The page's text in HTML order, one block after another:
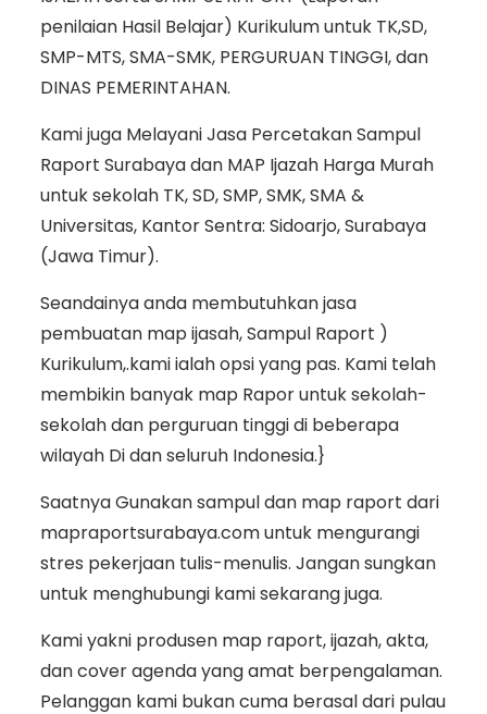
penilaian Hasil Belajar) Kurikulum untuk TK,SD,
SMP-MTS, SMA-SMK, PERGURUAN TINGGI, dan
DINAS PEMERINTAHAN.
Kami juga Melayani Jasa Percetakan Sampul
Raport Surabaya dan MAP Ijazah Harga Murah
untuk sekolah TK, SD, SMP, SMK, SMA &
Universitas, Kantor Sentra: Sidoarjo, Surabaya
(Jawa Timur).
Seandainya anda membutuhkan jasa
pembuatan map ijasah, Sampul Raport )
Kurikulum,.kami ialah opsi yang pas. Kami telah
membikin banyak map Rapor untuk sekolah-
sekolah dan perguruan tinggi di beberapa
wilayah Di dan seluruh Indonesia.}
Saatnya Gunakan sampul dan map raport dari
mapraportsurabaya.com untuk mengurangi
stres pekerjaan tulis-menulis. Jangan sungkan
untuk menghubungi kami sekarang juga.
Kami yakni produsen map raport, ijazah, akta,
dan cover agenda yang amat berpengalaman.
Pelanggan kami bukan cuma berasal dari pulau